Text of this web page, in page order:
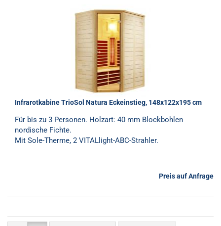
Infrarotkabine TrioSol Natura Eckeinstieg, 148x122x195 cm
Für bis zu 3 Personen. Holzart: 40 mm Blockbohlen
nordische Fichte.
Mit Sole-Therme, 2 VITALlight-ABC-Strahler.
Preis auf Anfrage